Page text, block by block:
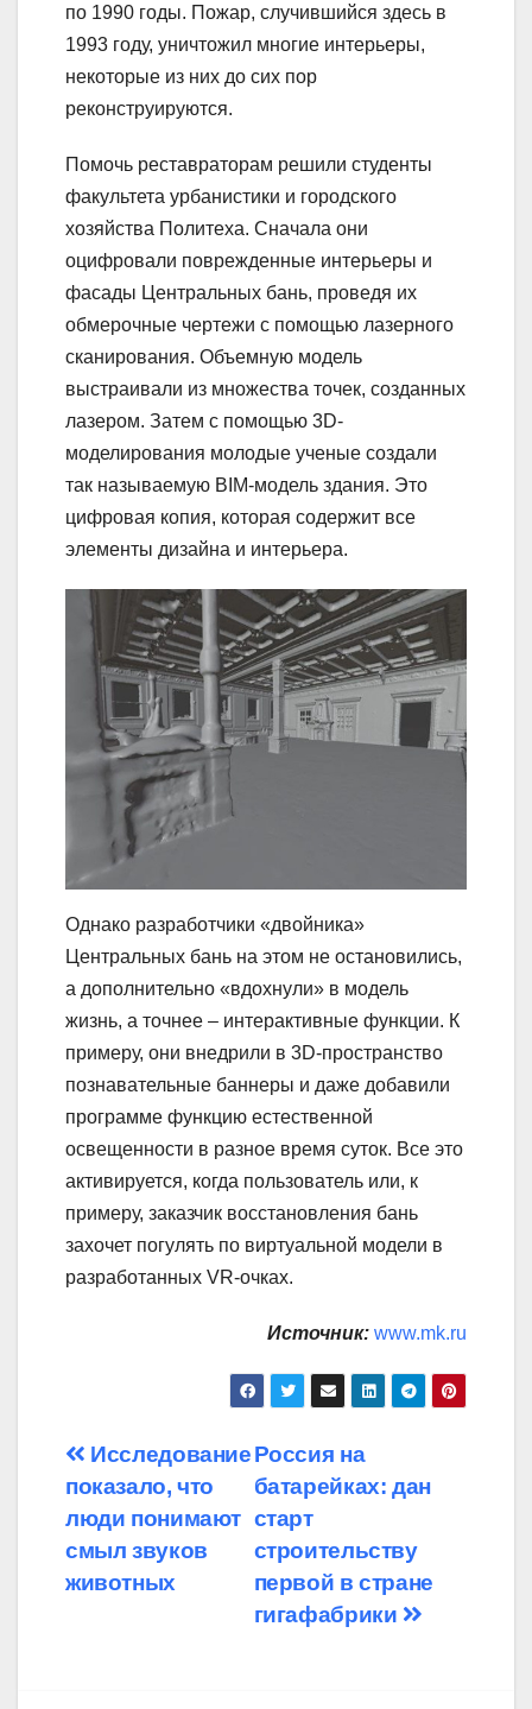
по 1990 годы. Пожар, случившийся здесь в
1993 году, уничтожил многие интерьеры,
некоторые из них до сих пор
реконструируются.
Помочь реставраторам решили студенты
факультета урбанистики и городского
хозяйства Политеха. Сначала они
оцифровали поврежденные интерьеры и
фасады Центральных бань, проведя их
обмерочные чертежи с помощью лазерного
сканирования. Объемную модель
выстраивали из множества точек, созданных
лазером. Затем с помощью 3D-
моделирования молодые ученые создали
так называемую BIM-модель здания. Это
цифровая копия, которая содержит все
элементы дизайна и интерьера.
Однако разработчики «двойника»
Центральных бань на этом не остановились,
а дополнительно «вдохнули» в модель
жизнь, а точнее – интерактивные функции. К
примеру, они внедрили в 3D-пространство
познавательные баннеры и даже добавили
программе функцию естественной
освещенности в разное время суток. Все это
активируется, когда пользователь или, к
примеру, заказчик восстановления бань
захочет погулять по виртуальной модели в
разработанных VR-очках.
Источник: www.mk.ru
Навигация
по
записям
Россия на
батарейках: дан
старт
строительству
первой в стране
гигафабрики
Исследование
показало, что
люди понимают
смыл звуков
животных